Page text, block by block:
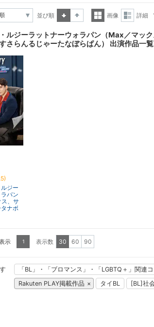
並び順
表示
画像
表示
詳細
ルジーラットナーウォラパン（Max／マッ
さらんるじゃーたなぼらぱん） 出演作品一覧
ジー
パン
ス、サ
ナボ
示 1 表示数 30 60 90
「BL」・「ブロマンス」・「LGBTQ＋」関連
Rakuten PLAY掲載作品
タイBL [BL]社